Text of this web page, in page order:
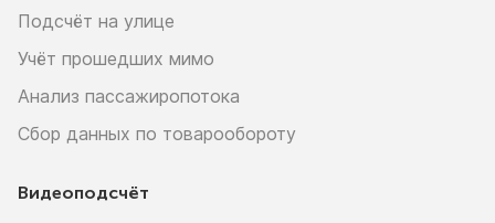
Подсчёт на улице
Учёт прошедших мимо
Анализ пассажиропотока
Сбор данных по товарообороту
Видеоподсчёт